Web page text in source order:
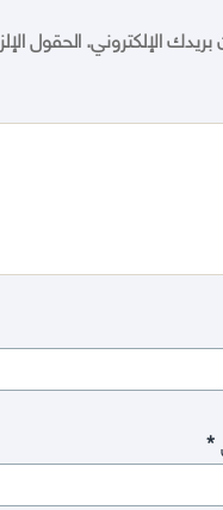
الإلكتروني.الحقول
*